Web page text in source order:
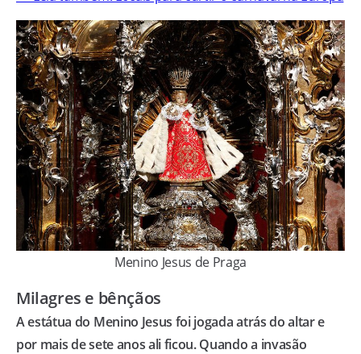
Menino Jesus de Praga
Milagres e bênçãos
A estátua do Menino Jesus foi jogada atrás do altar e
por mais de sete anos ali ficou. Quando a invasão